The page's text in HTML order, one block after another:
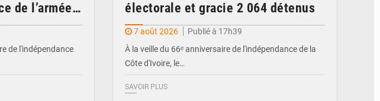
de l’armée
de l'indépendance
électorale et gracie 2 064 détenus
7 août 2026
Publié à 17h39
À la veille du 66ᵉ anniversaire de l'indépendance de la
Côte d'Ivoire, le…
SAVOIR PLUS